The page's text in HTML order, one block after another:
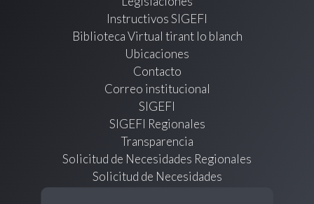
Instructivos SIGEFI
Biblioteca Virtual tirant lo blanch
Ubicaciones
Contacto
Correo institucional
SIGEFI
SIGEFI Regionales
Transparencia
Solicitud de Necesidades Regionales
Solicitud de Necesidades